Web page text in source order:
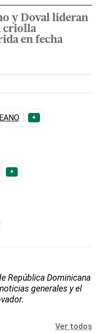
y Doval lideran
criolla
en fecha
+
+
República Dominicana
generales y el
Ver todos